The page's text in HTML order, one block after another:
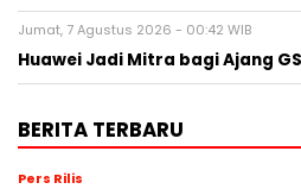
Jumat, 7 Agustus 2026 - 00:42 WIB
Huawei Jadi Mitra bagi Ajang
BERITA TERBARU
Pers Rilis